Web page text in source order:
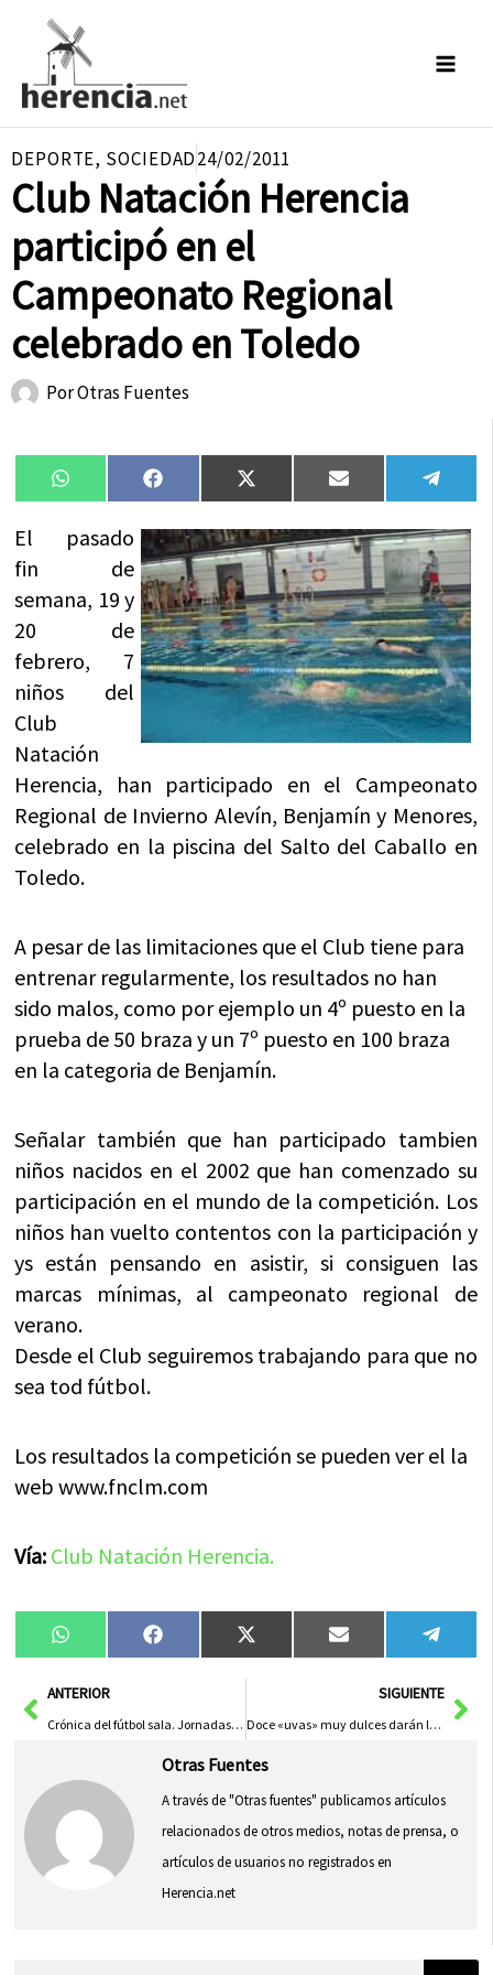
contenido
DEPORTE, SOCIEDAD24/02/2011
Club Natación Herencia
participó en el
Campeonato Regional
celebrado en Toledo
PorOtras Fuentes
Compartir
en
WhatsAppCompartir
en
FacebookCompartir
en
X
(Twitter)
Compartir
en
Email
en
El pasado
fin de
semana, 19 y
20 de
febrero, 7
niños del
Club
Natación
Herencia, han participado en el Campeonato
Regional de Invierno Alevín, Benjamín y Menores,
celebrado en la piscina del Salto del Caballo en
Toledo.
A pesar de las limitaciones que el Club tiene para
entrenar regularmente, los resultados no han
sido malos, como por ejemplo un 4º puesto en la
prueba de 50 braza y un 7º puesto en 100 braza
en la categoria de Benjamín.
Señalar también que han participado tambien
niños nacidos en el 2002 que han comenzado su
participación en el mundo de la competición. Los
niños han vuelto contentos con la participación y
ys están pensando en asistir, si consiguen las
marcas mínimas, al campeonato regional de
verano.
Desde el Club seguiremos trabajando para que no
sea tod fútbol.
Los resultados la competición se pueden ver el la
web www.fnclm.com
Vía: Club Natación Herencia.
Compartir
en
WhatsAppCompartir
en
FacebookCompartir
en
X
(Twitter)
Compartir
en
Email
en
AntANTERIOR
Crónica del fútbol sala. Jornadas 13 y 14
SIGUIENTE
Doce «uvas» muy dulces darán la bienvenida al Carnaval de Herencia durante el Sábado de los Ansiosos
Otras Fuentes
A través de "Otras fuentes" publicamos artículos
relacionados de otros medios, notas de prensa, o
artículos de usuarios no registrados en
Herencia.net